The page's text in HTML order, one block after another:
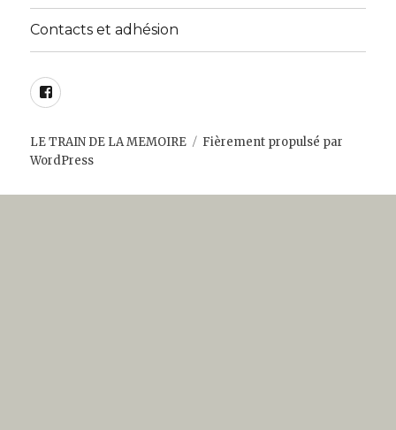
Contacts et adhésion
Facebook
LE TRAIN DE LA MEMOIRE
Fièrement propulsé par
WordPress